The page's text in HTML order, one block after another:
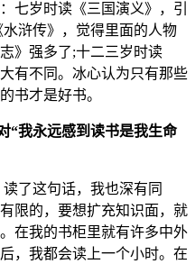
七岁时读《三国演义》，引
浒传》，觉得里面的人物
》强多了;十二三岁时读
有不同。冰心认为只有那些
书才是好书。
“我永远感到读书是我生命
了这句话，我也深有同
限的，要想扩充知识面，就
在我的书柜里就有许多中外
，我都会读上一个小时。在